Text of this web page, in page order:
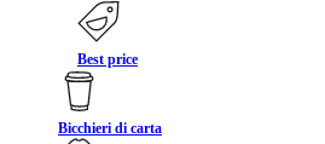
Best price
Bicchieri di carta